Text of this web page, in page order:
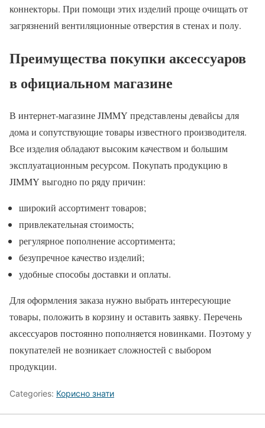
коннекторы. При помощи этих изделий проще очищать от
загрязнений вентиляционные отверстия в стенах и полу.
Преимущества покупки аксессуаров
в официальном магазине
В интернет-магазине JIMMY представлены девайсы для
дома и сопутствующие товары известного производителя.
Все изделия обладают высоким качеством и большим
эксплуатационным ресурсом. Покупать продукцию в
JIMMY выгодно по ряду причин:
широкий ассортимент товаров;
привлекательная стоимость;
регулярное пополнение ассортимента;
безупречное качество изделий;
удобные способы доставки и оплаты.
Для оформления заказа нужно выбрать интересующие
товары, положить в корзину и оставить заявку. Перечень
аксессуаров постоянно пополняется новинками. Поэтому у
покупателей не возникает сложностей с выбором
продукции.
Categories: Корисно знати